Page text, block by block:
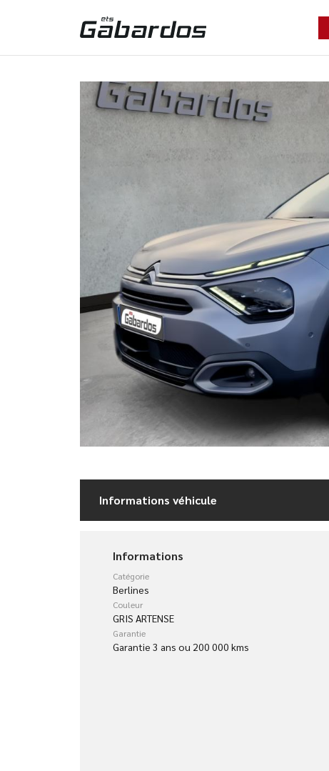
Informations véhicule
Informations
Catégorie
Berlines
Couleur
GRIS ARTENSE
Garantie
Garantie 3 ans ou 200 000 kms